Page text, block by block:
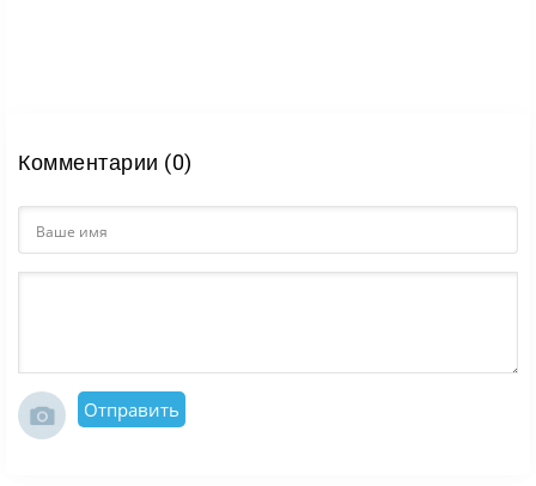
Комментарии (0)
Отправить